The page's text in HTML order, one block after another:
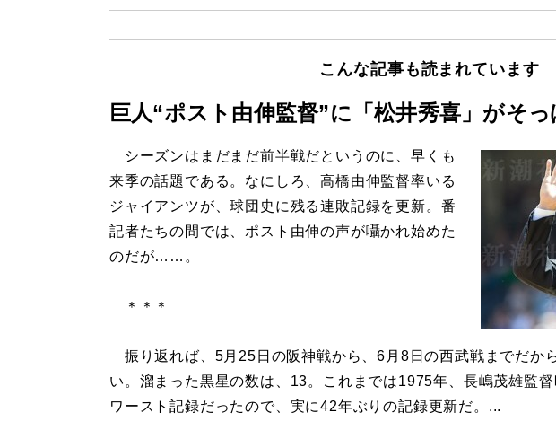
こんな記事も読まれています
巨人“ポスト由伸監督”に「松井秀喜」がそ
シーズンはまだまだ前半戦だというのに、早くも
来季の話題である。なにしろ、高橋由伸監督率いる
ジャイアンツが、球団史に残る連敗記録を更新。番
記者たちの間では、ポスト由伸の声が囁かれ始めた
のだが……。
＊＊＊
振り返れば、5月25日の阪神戦から、6月8日の西武戦までだか
い。溜まった黒星の数は、13。これまでは1975年、長嶋茂雄監
ワースト記録だったので、実に42年ぶりの記録更新だ。...